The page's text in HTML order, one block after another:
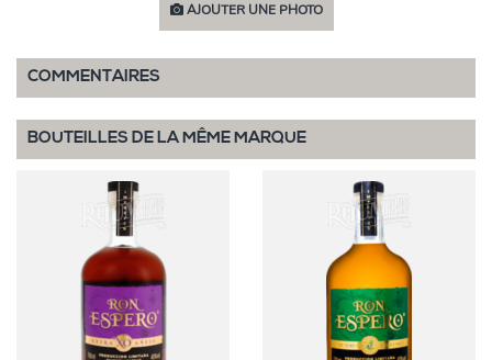
AJOUTER UNE PHOTO
COMMENTAIRES
BOUTEILLES DE LA MÊME MARQUE